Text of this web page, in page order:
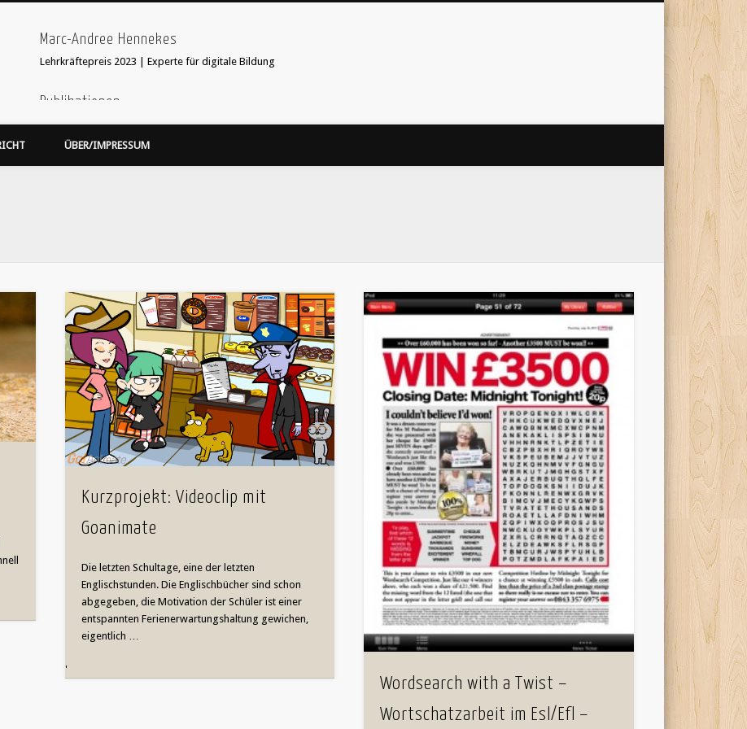
Marc-Andree Hennekes
Lehrkräftepreis 2023 | Experte für digitale Bildung
Publikationen
33 Ideen digitale Medien Englisch - step-by-step webcoach. Recherche im Internet
ÜBER/IMPRESSUM
Kurzprojekt: Videoclip mit
Goanimate
Die letzten Schultage, eine der letzten
Englischstunden. Die Englischbücher sind schon
abgegeben, die Motivation der Schüler ist einer
entspannten Ferienerwartungshaltung gewichen,
eigentlich …
'
Wordsearch with a Twist –
Wortschatzarbeit im Esl/Efl –